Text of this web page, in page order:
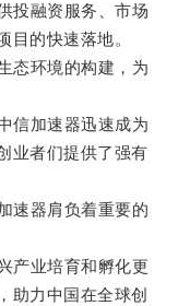
融资服务、市场
目的快速落地。
环境的构建，为
加速器迅速成为
业者们提供了强有
器肩负着重要的
业培育和孵化更
助力中国在全球创